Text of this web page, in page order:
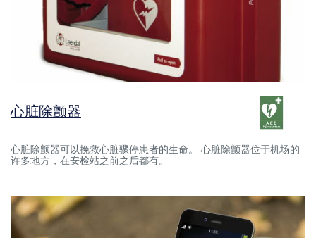
心脏除颤器
心脏除颤器可以挽救心脏骤停患者的生命。 心脏除颤器位于机场的
许多地方，在安检站之前之后都有。